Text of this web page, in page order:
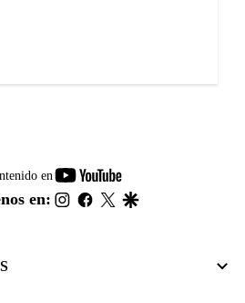
en
youtube-
footer
en: instagram
facebook
twitter